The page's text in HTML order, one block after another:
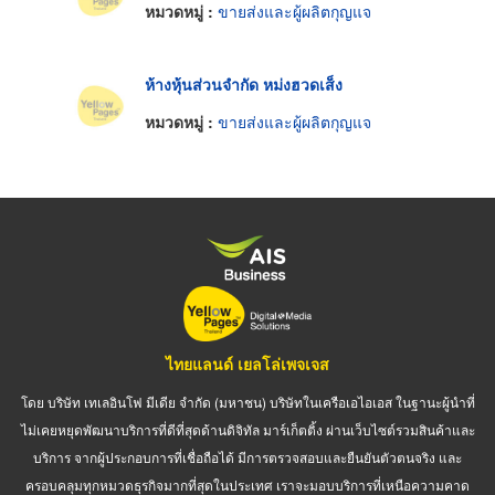
หมวดหมู่ : ขายส่งและผู้ผลิตกุญแจ
ห้างหุ้นส่วนจำกัด หม่งฮวดเส็ง
หมวดหมู่ : ขายส่งและผู้ผลิตกุญแจ
ไทยแลนด์ เยลโล่เพจเจส
โดย บริษัท เทเลอินโฟ มีเดีย จำกัด (มหาชน) บริษัทในเครือเอไอเอส ในฐานะผู้นำที่
ไม่เคยหยุดพัฒนาบริการที่ดีที่สุดด้านดิจิทัล มาร์เก็ตติ้ง ผ่านเว็บไซต์รวมสินค้าและ
บริการ จากผู้ประกอบการที่เชื่อถือได้ มีการตรวจสอบและยืนยันตัวตนจริง และ
ครอบคลุมทุกหมวดธุรกิจมากที่สุดในประเทศ เราจะมอบบริการที่เหนือความคาด